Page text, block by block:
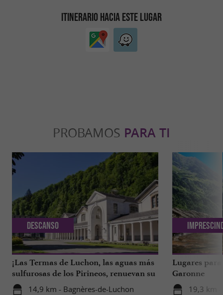
ITINERARIO HACIA ESTE LUGAR
PROBAMOS PARA TI
¡Las Termas de Luchon, las aguas más
sulfurosas de los Pirineos, renuevan su
imagen!
14,9 km - Bagnères-de-Luchon
Descanso
Lugares
Garonne
19,3 km